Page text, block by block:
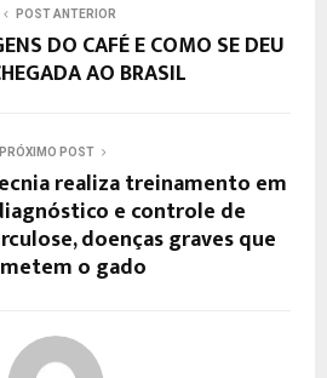
POST ANTERIOR
DO CAFÉ E COMO SE DEU
AO BRASIL
PRÓXIMO POST
realiza treinamento em
e controle de
doenças graves que
o gado